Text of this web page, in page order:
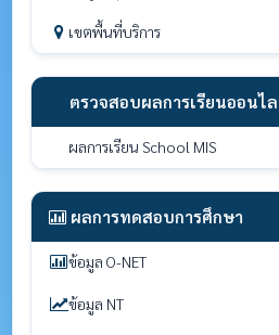
เขตพื้นที่บริการ
ตรวจสอบผลการเรียนออนไ
ผลการเรียน School MIS
ผลการทดสอบการศึกษา
ข้อมูล O-NET
ข้อมูล NT